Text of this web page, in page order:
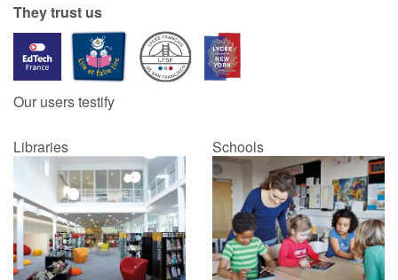
They trust us
Our users testify
Libraries Schools